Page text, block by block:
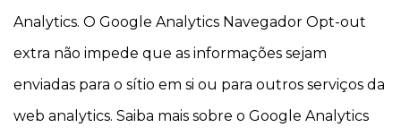
Analytics. O Google Analytics Navegador Opt-out
extra não impede que as informações sejam
enviadas para o sítio em si ou para outros serviços da
web analytics. Saiba mais sobre o Google Analytics